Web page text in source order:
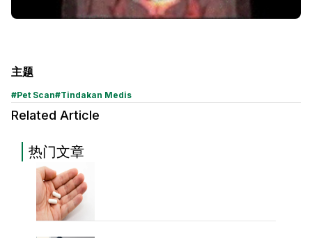
主题
#Pet Scan#Tindakan Medis
Related Article
热门文章